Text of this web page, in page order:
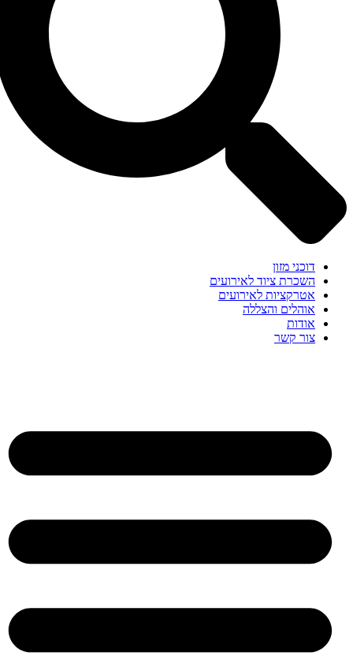
דוכני מזון
השכרת ציוד לאירועים
אטרקציות לאירועים
אוהלים והצללה
אודות
צור קשר